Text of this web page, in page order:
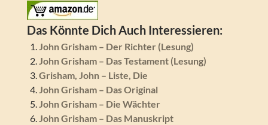
Das Könnte Dich Auch Interessieren:
John Grisham – Der Richter (Lesung)
John Grisham – Das Testament (Lesung)
Grisham, John – Liste, Die
John Grisham – Das Original
John Grisham – Die Wächter
John Grisham – Das Manuskript